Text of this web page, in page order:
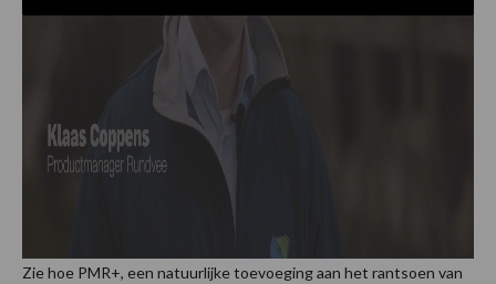
Zie hoe PMR+, een natuurlijke toevoeging aan het rantsoen van